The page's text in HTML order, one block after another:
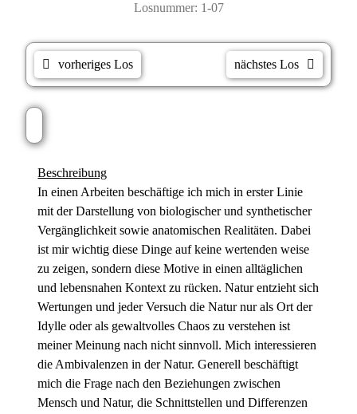
Losnummer: 1-07
vorheriges Los nächstes Los
Beschreibung
In einen Arbeiten beschäftige ich mich in erster Linie
mit der Darstellung von biologischer und synthetischer
Vergänglichkeit sowie anatomischen Realitäten. Dabei
ist mir wichtig diese Dinge auf keine wertenden weise
zu zeigen, sondern diese Motive in einen alltäglichen
und lebensnahen Kontext zu rücken. Natur entzieht sich
Wertungen und jeder Versuch die Natur nur als Ort der
Idylle oder als gewaltvolles Chaos zu verstehen ist
meiner Meinung nach nicht sinnvoll. Mich interessieren
die Ambivalenzen in der Natur. Generell beschäftigt
mich die Frage nach den Beziehungen zwischen
Mensch und Natur, die Schnittstellen und Differenzen